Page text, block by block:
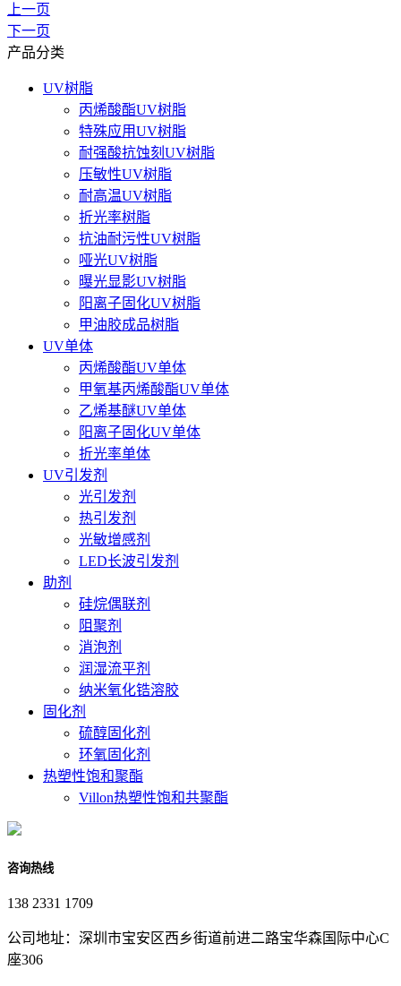
上一页
下一页
产品分类
UV树脂
丙烯酸酯UV树脂
特殊应用UV树脂
耐强酸抗蚀刻UV树脂
压敏性UV树脂
耐高温UV树脂
折光率树脂
抗油耐污性UV树脂
哑光UV树脂
曝光显影UV树脂
阳离子固化UV树脂
甲油胶成品树脂
UV单体
丙烯酸酯UV单体
甲氧基丙烯酸酯UV单体
乙烯基醚UV单体
阳离子固化UV单体
折光率单体
UV引发剂
光引发剂
热引发剂
光敏增感剂
LED长波引发剂
助剂
硅烷偶联剂
阻聚剂
消泡剂
润湿流平剂
纳米氧化锆溶胶
固化剂
硫醇固化剂
环氧固化剂
热塑性饱和聚酯
Villon热塑性饱和共聚酯
咨询热线
138 2331 1709
公司地址：深圳市宝安区西乡街道前进二路宝华森国际中心C
座306